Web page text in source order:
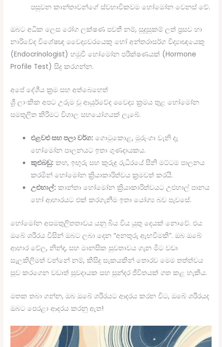
පසුවන කාන්තාවන්ගේ ස්වභාවිකවම හෝමෝන වෙනස් වේ.
ඔබට අධික ලෙස රෝග ලක්ෂණ පවතී නම්, සුදුසුකම් ලත් ප්‍රසව හා
නාරිවේද විශේෂඥ වෛද්‍යවරයෙකු හෝ අන්තරාසර්ග විද්‍යාඥයෙකු
(Endocrinologist) හමුවී හෝමෝන පරීක්ෂණයක් (Hormone
Profile Test) සිදු කරගන්න.
අපේ දේශීය ක්‍රම සහ අත්බෙහෙත්
ශ්‍රී ලාංකික අපට උරුම වූ ආයුර්වේද වෛද්‍ය ක්‍රමය තුළ හෝමෝන
සමතුලිත කිරීමට විශාල සහයෝගයක් ලැබේ.
එළවළු සහ පලා වර්ග: ගොටුකොළ, මුරුංගා වැනි දෑ
හෝමෝන පාලනයට ඉතා ගුණදායකය.
කුළුබඩු: කහ, ඉඟුරු සහ කුරුඳු රුධිරයේ සීනි මට්ටම පාලනය
කරමින් හෝමෝන ක්‍රියාකාරිත්වය ක්‍රමවත් කරයි.
උළුහාල්: කාන්තා හෝමෝන ක්‍රියාකාරිත්වයට උළුහාල් පානය
හෝ ආහාරයට එක් කරගැනීම ඉතා යෝග්‍ය බව පැවසේ.
හෝමෝන අසමතුලිතතාවය යනු බිය විය යුතු දෙයක් නොවේ. එය
ඔබේ ශරීරය විසින් ඔබට ලබා දෙන “අනතුරු ඇඟවීමකි”. ඔබ ඔබේ
ආහාර වේල, නින්ද, සහ මානසික සුවතාවය ගැන මීට වඩා
සැලකිලිමත් වන්නේ නම්, කිසිදු සැකයකින් තොරව මෙම තත්ත්වය
සුව කරගෙන වඩාත් සුවදායක සහ සුන්දර ජීවිතයක් ගත කළ හැකිය.
මතක තබා ගන්න, ඔබ ඔබේ ශරීරයට ආදරය කරන විට, ඔබේ ශරීරයද
ඔබට පෙරළා ආදරය කරනු ඇත!